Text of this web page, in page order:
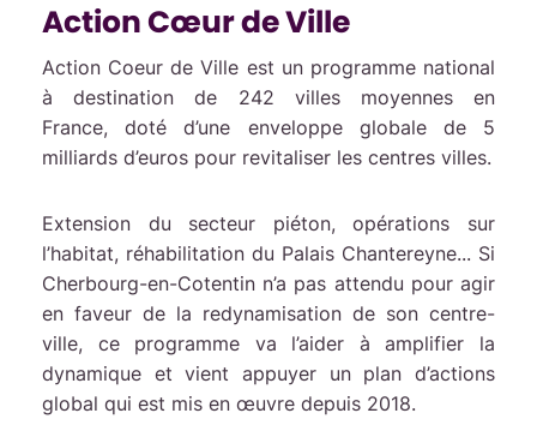
Action Cœur de Ville
Action Coeur de Ville est un programme national
à destination de 242 villes moyennes en
France, doté d’une enveloppe globale de 5
milliards d’euros pour revitaliser les centres villes.
Extension du secteur piéton, opérations sur
l’habitat, réhabilitation du Palais Chantereyne... Si
Cherbourg-en-Cotentin n’a pas attendu pour agir
en faveur de la redynamisation de son centre-
ville, ce programme va l’aider à amplifier la
dynamique et vient appuyer un plan d’actions
global qui est mis en œuvre depuis 2018.